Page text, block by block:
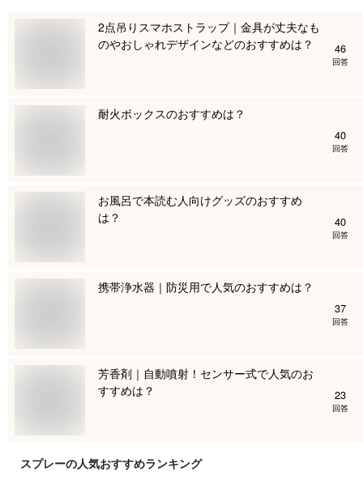
2点吊りスマホストラップ｜金具が丈夫なも
のやおしゃれデザインなどのおすすめは？
46
回答
耐火ボックスのおすすめは？
40
回答
お風呂で本読む人向けグッズのおすすめ
は？
40
回答
携帯浄水器｜防災用で人気のおすすめは？
37
回答
芳香剤｜自動噴射！センサー式で人気のお
すすめは？
23
回答
スプレーの人気おすすめランキング